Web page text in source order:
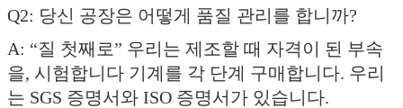
Q2: 당신 공장은 어떻게 품질 관리를 합니까?
A: “질 첫째로” 우리는 제조할 때 자격이 된 부속
을, 시험합니다 기계를 각 단계 구매합니다. 우리
는 SGS 증명서와 ISO 증명서가 있습니다.